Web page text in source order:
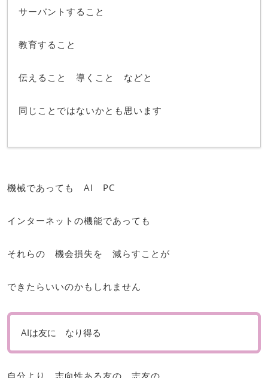
サーバントすること
教育すること
伝えること 導くこと などと
同じことではないかとも思います
機械であっても AI PC
インターネットの機能であっても
それらの 機会損失を 減らすことが
できたらいいのかもしれません
AIは友に なり得る
自分より 志向性ある友の 志友の